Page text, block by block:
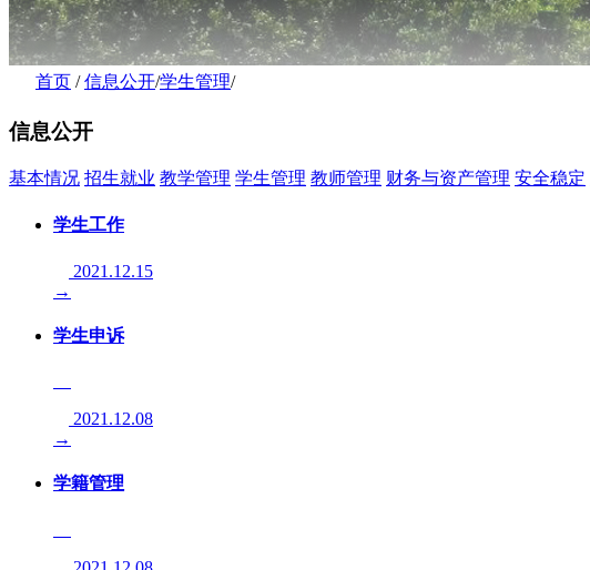
首页 / 信息公开/学生管理/
信息公开
基本情况 招生就业 教学管理 学生管理 教师管理 财务与资产管理 安全稳定
学生工作
2021.12.15
→
学生申诉
2021.12.08
→
学籍管理